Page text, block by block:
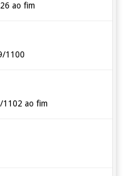
ao fim
1100
1102 ao fim